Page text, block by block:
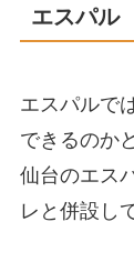
エスパル
エスパルで
できるのか
仙台のエス
レと併設し